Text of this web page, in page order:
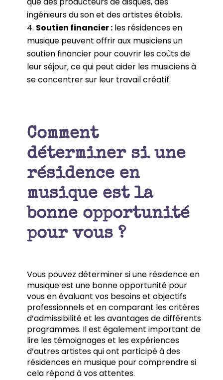
ingénieurs du son et des artistes établis.
Soutien financier :les résidences en
musique peuvent offrir aux musiciens un
soutien financier pour couvrir les coûts de
leur séjour, ce qui peut aider les musiciens à
se concentrer sur leur travail créatif.
Comment
déterminer si une
résidence en
musique est la
bonne opportunité
pour vous ?
Vous pouvez déterminer si une résidence en
musique est une bonne opportunité pour
vous en évaluant vos besoins et objectifs
professionnels et en comparant les critères
d’admissibilité et les avantages de différents
programmes. Il est également important de
lire les témoignages et les expériences
d’autres artistes qui ont participé à des
résidences en musique pour comprendre si
cela répond à vos attentes.